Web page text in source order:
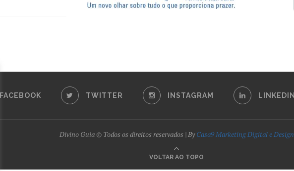
FACEBOOK TWITTER INSTAGRAM LINKEDIN
Divino Guia © Todos os direitos reservados | ByCasa9 Marketing Digital e Design
VOLTAR AO TOPO